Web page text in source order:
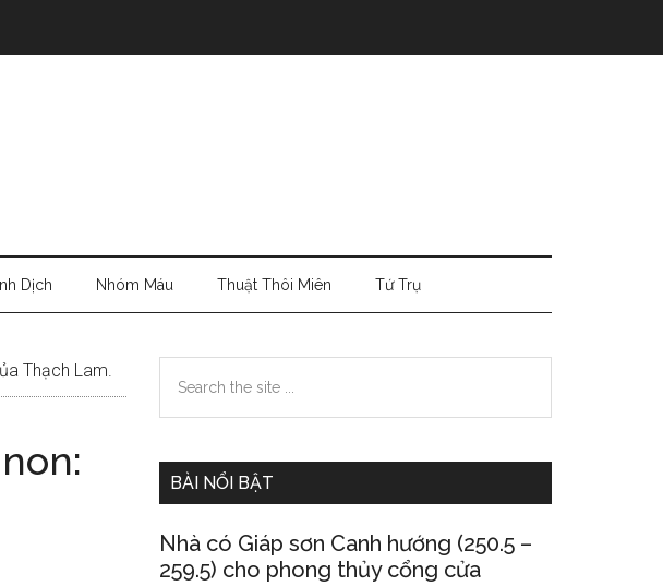
Dịch Nhóm Máu Thuật Thôi Miên Tứ Trụ
Thạch Lam.
Primary
Sidebar
the
BÀI NỔI BẬT
Nhà có Giáp sơn Canh hướng (250.5 –
259.5) cho phong thủy cổng cửa